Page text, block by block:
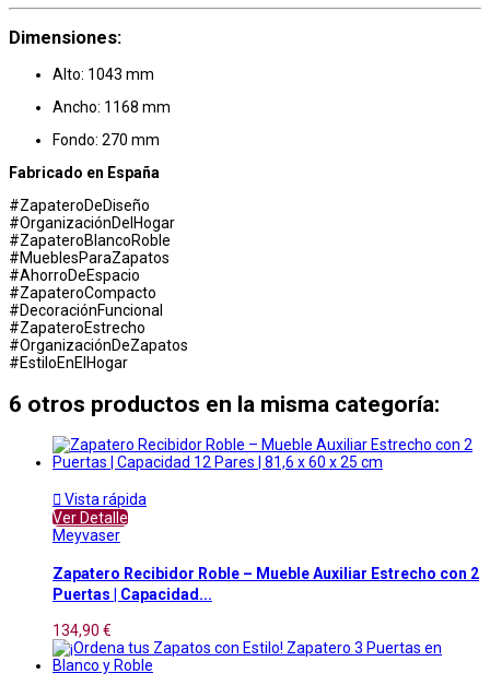
Dimensiones:
Alto: 1043 mm
Ancho: 1168 mm
Fondo: 270 mm
Fabricado en España
#ZapateroDeDiseño
#OrganizaciónDelHogar
#ZapateroBlancoRoble
#MueblesParaZapatos
#AhorroDeEspacio
#ZapateroCompacto
#DecoraciónFuncional
#ZapateroEstrecho
#OrganizaciónDeZapatos
#EstiloEnElHogar
6 otros productos en la misma categoría:
 Vista rápida
Ver Detalle
Meyvaser
Zapatero Recibidor Roble – Mueble Auxiliar Estrecho con 2
Puertas | Capacidad...
134,90 €